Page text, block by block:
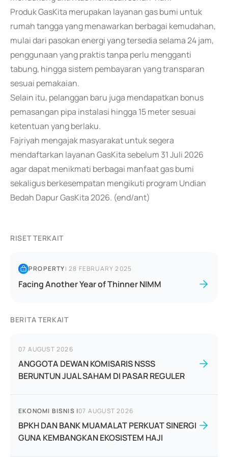
Produk GasKita merupakan layanan gas bumi untuk
rumah tangga yang menawarkan berbagai kemudahan,
mulai dari pasokan energi yang tersedia selama 24 jam,
penggunaan yang praktis tanpa perlu mengganti
tabung, hingga sistem pembayaran yang transparan
sesuai pemakaian.
Selain itu, pelanggan baru juga mendapatkan bonus
pemasangan pipa instalasi hingga 15 meter sesuai
ketentuan yang berlaku.
Fajriyah mengajak masyarakat untuk segera
mendaftarkan layanan GasKita sebelum 31 Juli 2026
agar dapat menikmati berbagai manfaat gas bumi
sekaligus berkesempatan mengikuti program Undian
Bedah Dapur GasKita 2026. (end/ant)
RISET TERKAIT
PROPERTY|28 FEBRUARY 2025
Facing Another Year of Thinner NIMM
BERITA TERKAIT
07 AUGUST 2026
ANGGOTA DEWAN KOMISARIS NSSS
BERUNTUN JUAL SAHAM DI PASAR REGULER
EKONOMI BISNIS |07 AUGUST 2026
BPKH DAN BANK MUAMALAT PERKUAT SINERGI
GUNA KEMBANGKAN EKOSISTEM HAJI